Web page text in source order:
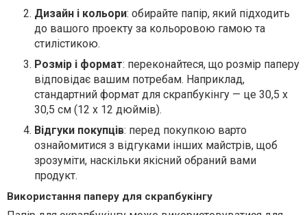
Дизайн і кольори: обирайте папір, який підходить
до вашого проекту за кольоровою гамою та
стилістикою.
Розмір і формат: переконайтеся, що розмір паперу
відповідає вашим потребам. Наприклад,
стандартний формат для скрапбукінгу — це 30,5 х
30,5 см (12 x 12 дюймів).
Відгуки покупців: перед покупкою варто
ознайомитися з відгуками інших майстрів, щоб
зрозуміти, наскільки якісний обраний вами
продукт.
Використання паперу для скрапбукінгу